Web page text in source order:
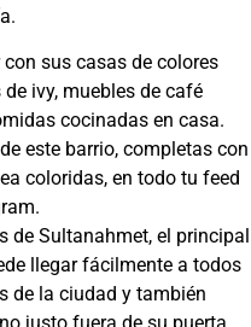
sus casas de colores
ivy, muebles de café
cocinadas en casa.
este barrio, completas con
coloridas, en todo tu feed
de Sultanahmet, el principal
llegar fácilmente a todos
de la ciudad y también